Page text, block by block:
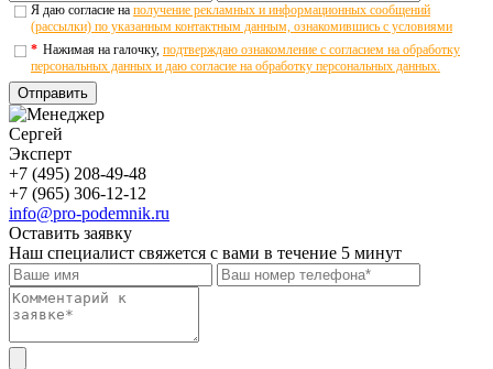
Я даю согласие на получение рекламных и информационных сообщений
(рассылки) по указанным контактным данным, ознакомившись с условиями
* Нажимая на галочку, подтверждаю ознакомление с согласием на обработку
персональных данных и даю согласие на обработку персональных данных.
Отправить
Сергей
Эксперт
+7 (495) 208-49-48
+7 (965) 306-12-12
info@pro-podemnik.ru
Оставить заявку
Наш специалист свяжется с вами в течение 5 минут